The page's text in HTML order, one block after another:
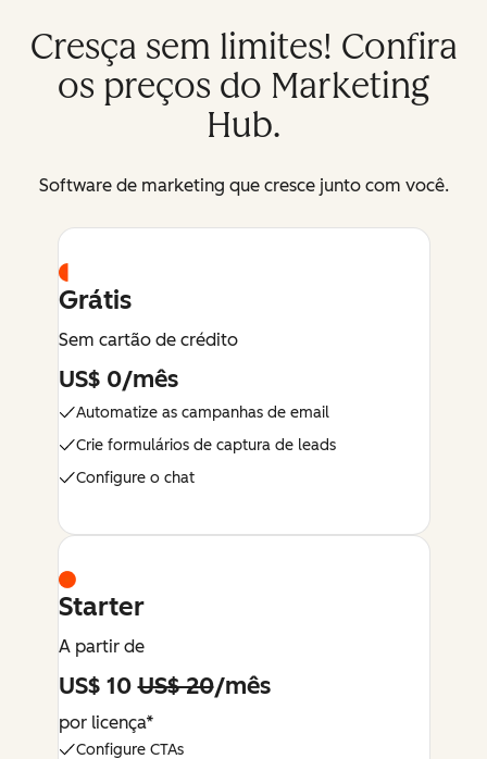
Cresça sem limites! Confira
os preços do Marketing
Hub.
Software de marketing que cresce junto com você.
Grátis
Sem cartão de crédito
US$ 0/mês
Automatize as campanhas de email
Crie formulários de captura de leads
Configure o chat
Starter
A partir de
US$ 10US$ 20/mês
por licença*
Configure CTAs